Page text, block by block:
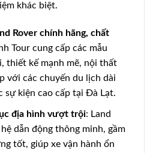
khác biệt.
Rover chính hãng, chất
Tour cung cấp các mẫu
thiết kế mạnh mẽ, nội thất
với các chuyến du lịch dài
sự kiện cao cấp tại Đà Lạt.
địa hình vượt trội: Land
dẫn động thông minh, gầm
tốt, giúp xe vận hành ổn